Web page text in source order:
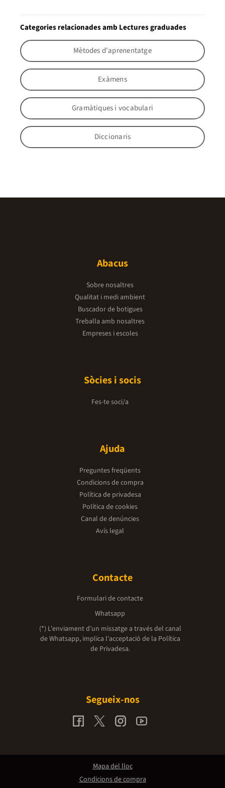
Categories relacionades amb Lectures graduades
Mètodes d'aprenentatge
Exàmens
Gramàtiques i vocabulari
Diccionaris
Abacus
Sobre nosaltres
Qualitat i medi ambient
Buscador de botigues
Treballa amb nosaltres
Empreses i escoles
Sòcies i socis
Fes-te soci/a
Ajuda
Preguntes freqüents
Condicions de compra
Política de privadesa
Política de cookies
Canal de denúncies
Avís legal
Contacte
Formulari de contacte
Whatsapp
(*) L'enviament d’un missatge a través del canal
de Whatsapp, implica l'acceptació de la Política
de Privadesa.
Segueix-nos
Mapa del lloc
Condicions de compra